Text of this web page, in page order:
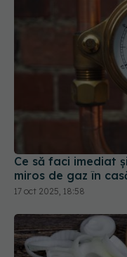
Ce să faci imediat
miros de gaz în
17 oct 2025, 18:58